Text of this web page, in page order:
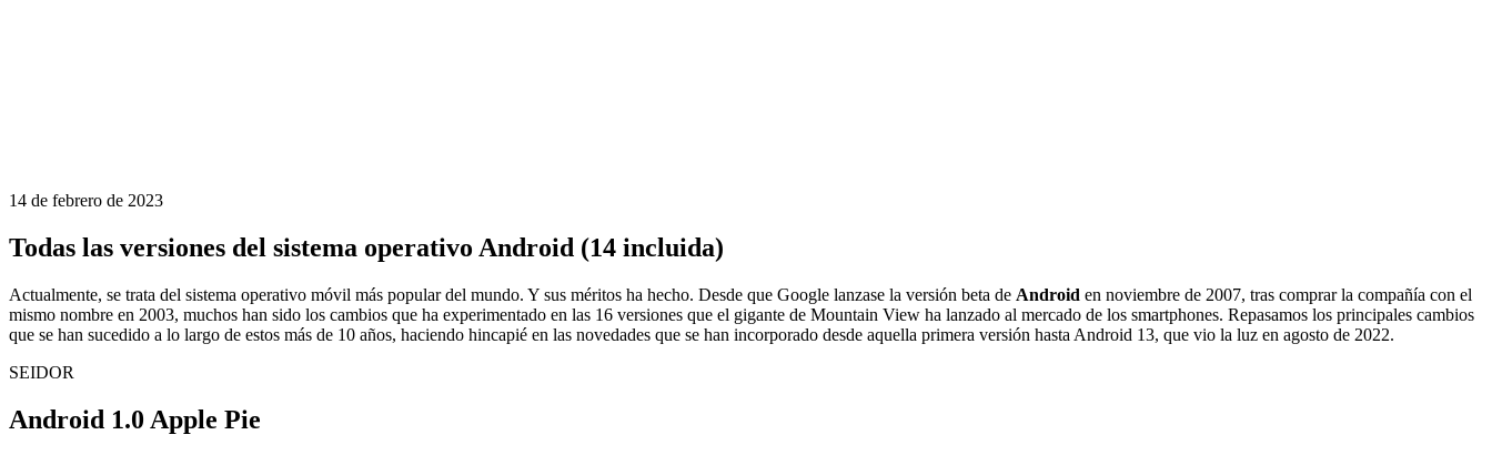
14 de febrero de 2023
Todas las versiones del sistema operativo Android (14 incluida)
Actualmente, se trata del sistema operativo móvil más popular del mundo. Y sus méritos ha hecho. Desde que Google lanzase la versión beta de Android en noviembre de 2007, tras comprar la compañía con el
mismo nombre en 2003, muchos han sido los cambios que ha experimentado en las 16 versiones que el gigante de Mountain View ha lanzado al mercado de los smartphones. Repasamos los principales cambios
que se han sucedido a lo largo de estos más de 10 años, haciendo hincapié en las novedades que se han incorporado desde aquella primera versión hasta Android 13, que vio la luz en agosto de 2022.
SEIDOR
Android 1.0 Apple Pie